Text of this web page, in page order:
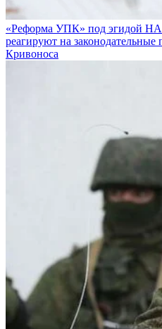
«Реформа УПК» под эгидой
реагируют на
Кривоноса